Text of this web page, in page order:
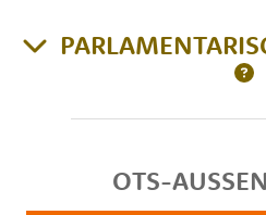
OTS-